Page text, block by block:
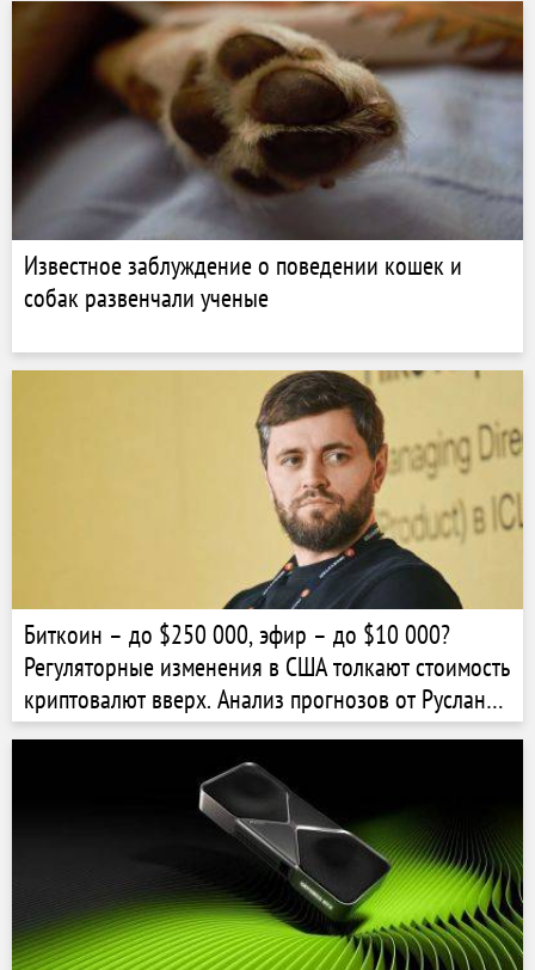
Известное заблуждение о поведении кошек и
собак развенчали ученые
Биткоин – до $250 000, эфир – до $10 000?
Регуляторные изменения в США толкают стоимость
криптовалют вверх. Анализ прогнозов от Руслана
Линника из криптофонда Majinx Capital